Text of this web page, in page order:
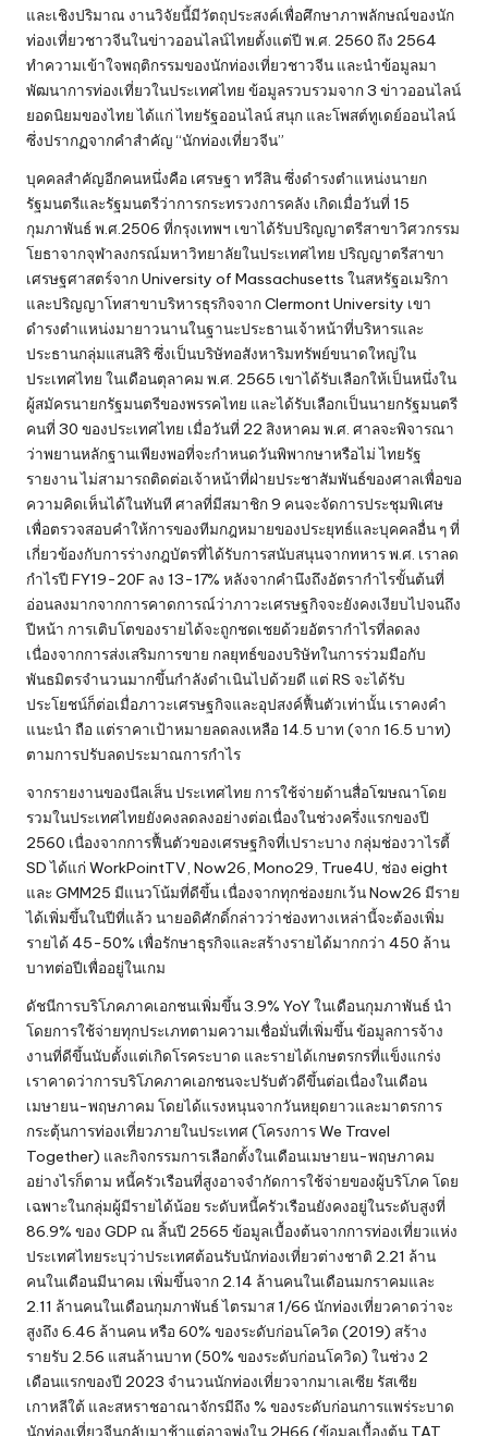
และเชิงปริมาณ งานวิจัยนี้มีวัตถุประสงค์เพื่อศึกษาภาพลักษณ์ของนัก
ท่องเที่ยวชาวจีนในข่าวออนไลน์ไทยตั้งแต่ปี พ.ศ. 2560 ถึง 2564
ทำความเข้าใจพฤติกรรมของนักท่องเที่ยวชาวจีน และนำข้อมูลมา
พัฒนาการท่องเที่ยวในประเทศไทย ข้อมูลรวบรวมจาก 3 ข่าวออนไลน์
ยอดนิยมของไทย ได้แก่ ไทยรัฐออนไลน์ สนุก และโพสต์ทูเดย์ออนไลน์
ซึ่งปรากฏจากคำสำคัญ “นักท่องเที่ยวจีน”
บุคคลสำคัญอีกคนหนึ่งคือ เศรษฐา ทวีสิน ซึ่งดำรงตำแหน่งนายก
รัฐมนตรีและรัฐมนตรีว่าการกระทรวงการคลัง เกิดเมื่อวันที่ 15
กุมภาพันธ์ พ.ศ.2506 ที่กรุงเทพฯ เขาได้รับปริญญาตรีสาขาวิศวกรรม
โยธาจากจุฬาลงกรณ์มหาวิทยาลัยในประเทศไทย ปริญญาตรีสาขา
เศรษฐศาสตร์จาก University of Massachusetts ในสหรัฐอเมริกา
และปริญญาโทสาขาบริหารธุรกิจจาก Clermont University เขา
ดำรงตำแหน่งมายาวนานในฐานะประธานเจ้าหน้าที่บริหารและ
ประธานกลุ่มแสนสิริ ซึ่งเป็นบริษัทอสังหาริมทรัพย์ขนาดใหญ่ใน
ประเทศไทย ในเดือนตุลาคม พ.ศ. 2565 เขาได้รับเลือกให้เป็นหนึ่งใน
ผู้สมัครนายกรัฐมนตรีของพรรคไทย และได้รับเลือกเป็นนายกรัฐมนตรี
คนที่ 30 ของประเทศไทย เมื่อวันที่ 22 สิงหาคม พ.ศ. ศาลจะพิจารณา
ว่าพยานหลักฐานเพียงพอที่จะกำหนดวันพิพากษาหรือไม่ ไทยรัฐ
รายงาน ไม่สามารถติดต่อเจ้าหน้าที่ฝ่ายประชาสัมพันธ์ของศาลเพื่อขอ
ความคิดเห็นได้ในทันที ศาลที่มีสมาชิก 9 คนจะจัดการประชุมพิเศษ
เพื่อตรวจสอบคำให้การของทีมกฎหมายของประยุทธ์และบุคคลอื่น ๆ ที่
เกี่ยวข้องกับการร่างกฎบัตรที่ได้รับการสนับสนุนจากทหาร พ.ศ. เราลด
กำไรปี FY19-20F ลง 13-17% หลังจากคำนึงถึงอัตรากำไรขั้นต้นที่
อ่อนลงมากจากการคาดการณ์ว่าภาวะเศรษฐกิจจะยังคงเงียบไปจนถึง
ปีหน้า การเติบโตของรายได้จะถูกชดเชยด้วยอัตรากำไรที่ลดลง
เนื่องจากการส่งเสริมการขาย กลยุทธ์ของบริษัทในการร่วมมือกับ
พันธมิตรจำนวนมากขึ้นกำลังดำเนินไปด้วยดี แต่ RS จะได้รับ
ประโยชน์ก็ต่อเมื่อภาวะเศรษฐกิจและอุปสงค์ฟื้นตัวเท่านั้น เราคงคำ
แนะนำ ถือ แต่ราคาเป้าหมายลดลงเหลือ 14.5 บาท (จาก 16.5 บาท)
ตามการปรับลดประมาณการกำไร
จากรายงานของนีลเส็น ประเทศไทย การใช้จ่ายด้านสื่อโฆษณาโดย
รวมในประเทศไทยยังคงลดลงอย่างต่อเนื่องในช่วงครึ่งแรกของปี
2560 เนื่องจากการฟื้นตัวของเศรษฐกิจที่เปราะบาง กลุ่มช่องวาไรตี้
SD ได้แก่ WorkPointTV, Now26, Mono29, True4U, ช่อง eight
และ GMM25 มีแนวโน้มที่ดีขึ้น เนื่องจากทุกช่องยกเว้น Now26 มีราย
ได้เพิ่มขึ้นในปีที่แล้ว นายอดิศักดิ์กล่าวว่าช่องทางเหล่านี้จะต้องเพิ่ม
รายได้ 45-50% เพื่อรักษาธุรกิจและสร้างรายได้มากกว่า 450 ล้าน
บาทต่อปีเพื่ออยู่ในเกม
ดัชนีการบริโภคภาคเอกชนเพิ่มขึ้น 3.9% YoY ในเดือนกุมภาพันธ์ นำ
โดยการใช้จ่ายทุกประเภทตามความเชื่อมั่นที่เพิ่มขึ้น ข้อมูลการจ้าง
งานที่ดีขึ้นนับตั้งแต่เกิดโรคระบาด และรายได้เกษตรกรที่แข็งแกร่ง
เราคาดว่าการบริโภคภาคเอกชนจะปรับตัวดีขึ้นต่อเนื่องในเดือน
เมษายน-พฤษภาคม โดยได้แรงหนุนจากวันหยุดยาวและมาตรการ
กระตุ้นการท่องเที่ยวภายในประเทศ (โครงการ We Travel
Together) และกิจกรรมการเลือกตั้งในเดือนเมษายน-พฤษภาคม
อย่างไรก็ตาม หนี้ครัวเรือนที่สูงอาจจำกัดการใช้จ่ายของผู้บริโภค โดย
เฉพาะในกลุ่มผู้มีรายได้น้อย ระดับหนี้ครัวเรือนยังคงอยู่ในระดับสูงที่
86.9% ของ GDP ณ สิ้นปี 2565 ข้อมูลเบื้องต้นจากการท่องเที่ยวแห่ง
ประเทศไทยระบุว่าประเทศต้อนรับนักท่องเที่ยวต่างชาติ 2.21 ล้าน
คนในเดือนมีนาคม เพิ่มขึ้นจาก 2.14 ล้านคนในเดือนมกราคมและ
2.11 ล้านคนในเดือนกุมภาพันธ์ ไตรมาส 1/66 นักท่องเที่ยวคาดว่าจะ
สูงถึง 6.46 ล้านคน หรือ 60% ของระดับก่อนโควิด (2019) สร้าง
รายรับ 2.56 แสนล้านบาท (50% ของระดับก่อนโควิด) ในช่วง 2
เดือนแรกของปี 2023 จำนวนนักท่องเที่ยวจากมาเลเซีย รัสเซีย
เกาหลีใต้ และสหราชอาณาจักรมีถึง % ของระดับก่อนการแพร่ระบาด
นักท่องเที่ยวจีนกลับมาช้าแต่อาจพุ่งใน 2H66 (ข้อมูลเบื้องต้น TAT